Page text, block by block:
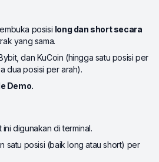
posisi long dan short secara
yang sama.
dan KuCoin (hingga satu posisi per
dua posisi per arah).
Demo.
digunakan di terminal.
satu posisi (baik long atau short) per